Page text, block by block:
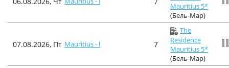
Mauritius 5*
(Бель-Мар)
07.08.2026, Пт Mauritius - l 7
The
Residence
Mauritius 5*
(Бель-Мар)